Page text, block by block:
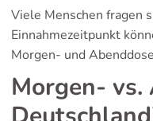
Viele Menschen fragen
Einnahmezeitpunkt
Morgen- und
Morgen-